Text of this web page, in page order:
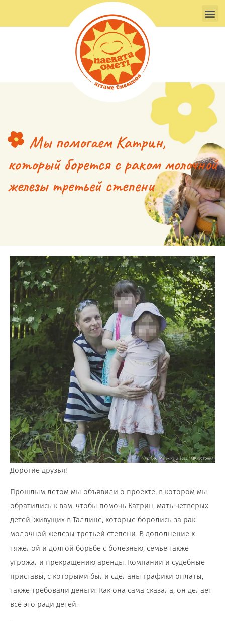
Мы помогаем Катрин,
который борется с раком молочной
железы третьей степени
Дорогие друзья!
Прошлым летом мы объявили о проекте, в котором мы
обратились к вам, чтобы помочь Катрин, мать четверых
детей, живущих в Таллине, которые боролись за рак
молочной железы третьей степени. В дополнение к
тяжелой и долгой борьбе с болезнью, семье также
угрожали прекращению аренды. Компании и судебные
приставы, с которыми были сделаны графики оплаты,
также требовали деньги. Как она сама сказала, он делает
все это ради детей.